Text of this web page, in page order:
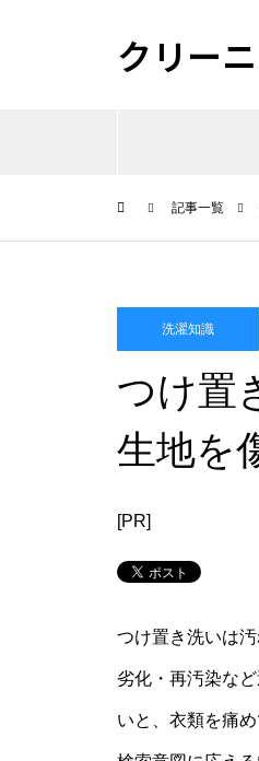
クリー
記事一覧
洗濯知識
つけ置
生地を
[PR]
つけ置き洗いは
劣化・再汚染な
いと、衣類を痛